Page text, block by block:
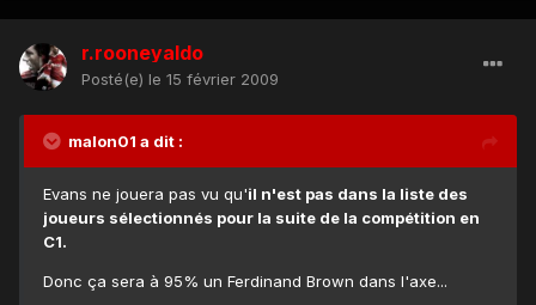
r.rooneyaldo
Posté(e) le 15 février 2009
malon01 a dit :
Evans ne jouera pas vu qu'il n'est pas dans la liste des
joueurs sélectionnés pour la suite de la compétition en
C1.
Donc ça sera à 95% un Ferdinand Brown dans l'axe...